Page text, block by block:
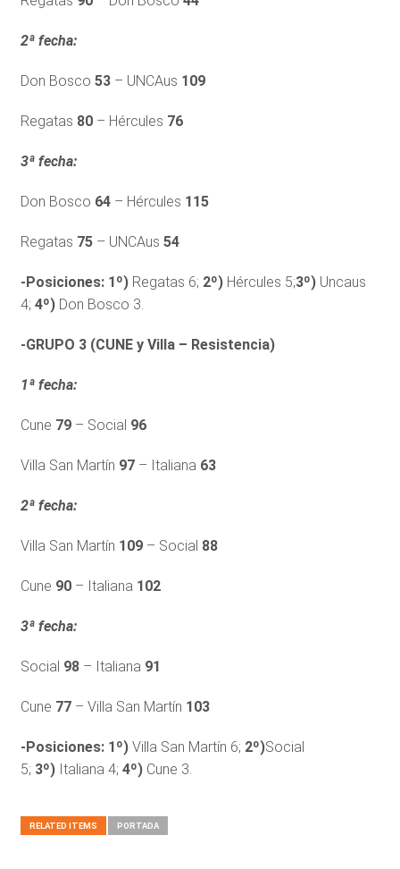
2ª fecha:
Don Bosco 53– UNCAus 109
Regatas 80– Hércules 76
3ª fecha:
Don Bosco 64– Hércules 115
Regatas 75– UNCAus 54
-Posiciones: 1º)Regatas 6; 2º)Hércules 5;3º)Uncaus
4; 4º)Don Bosco 3.
-GRUPO 3 (CUNE y Villa – Resistencia)
1ª fecha:
Cune 79– Social 96
Villa San Martín 97– Italiana 63
2ª fecha:
Villa San Martín 109– Social 88
Cune 90– Italiana 102
3ª fecha:
Social 98– Italiana 91
Cune 77– Villa San Martín 103
-Posiciones: 1º)Villa San Martín 6; 2º)Social
5; 3º)Italiana 4; 4º)Cune 3.
RELATED ITEMS PORTADA